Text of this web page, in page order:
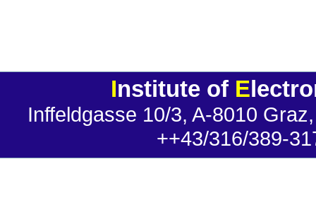
Institute of E
Inffeldgasse 10/3, A-8010
++43/316/389-